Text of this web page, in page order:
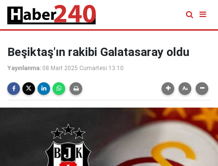
Beşiktaş'ın rakibi Galatasaray oldu
Yayınlanma: 08 Mart 2025 Cumartesi 13:10